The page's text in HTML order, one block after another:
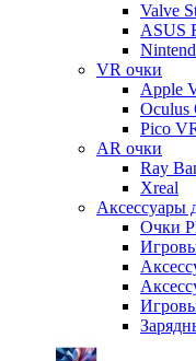
Valve
ASUS
VR очки
Apple
Oculus
Pico
AR очки
Ray
Xreal
Аксессуары
Очки